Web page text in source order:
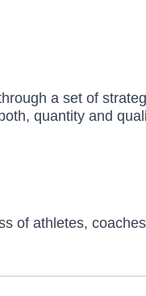
a set of
quantity and
of athletes,